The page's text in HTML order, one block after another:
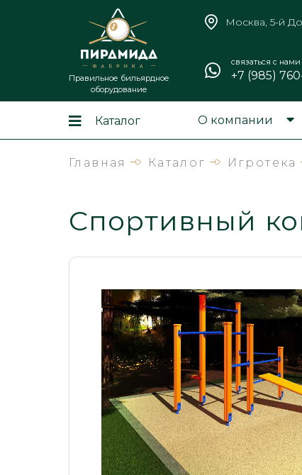
Правильное бильярдное
оборудование
Москва, 5-й
связаться с
+7 (985)
Каталог О компании
Главная Каталог Игротека
Спортивный